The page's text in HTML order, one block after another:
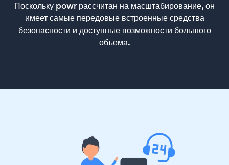
Поскольку powr рассчитан на масштабирование, он
имеет самые передовые встроенные средства
безопасности и доступные возможности большого
объема.